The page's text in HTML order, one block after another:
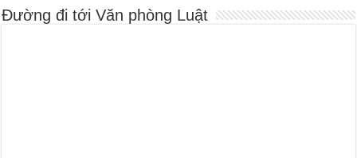
Đường đi tới Văn phòng Luật